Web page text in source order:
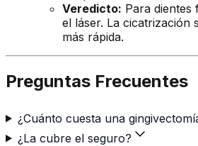
Veredicto: Para
el láser. La cicatrización
más rápida.
Preguntas Frecuentes
¿Cuánto cuesta una
¿La cubre el seguro?